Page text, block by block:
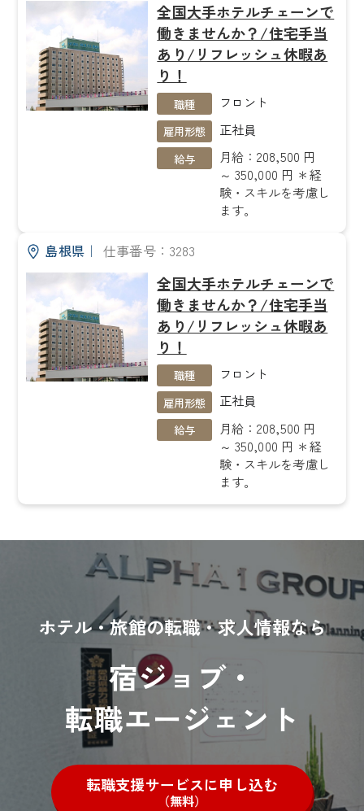
全国大手ホテルチェーンで
働きませんか？/住宅手当
あり/リフレッシュ休暇あ
り！
職種 フロント
雇用形態 正社員
給与
月給：208,500 円
～ 350,000 円 ＊経
験・スキルを考慮し
ます。
島根県｜ 仕事番号：3283
全国大手ホテルチェーンで
働きませんか？/住宅手当
あり/リフレッシュ休暇あ
り！
職種 フロント
雇用形態 正社員
給与
月給：208,500 円
～ 350,000 円 ＊経
験・スキルを考慮し
ます。
ホテル・旅館の転職・求人情報なら
宿ジョブ・
転職エージェント
転職支援サービスに申し込む
（無料）